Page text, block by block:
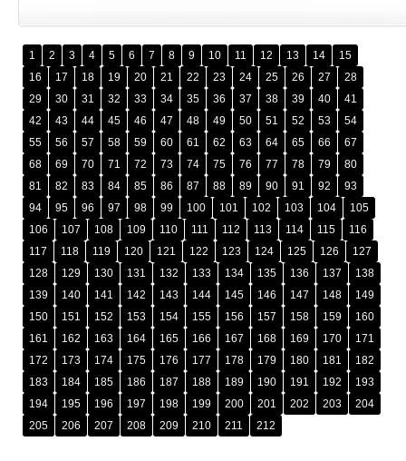
1 2 3 4 5 6 7 8 9 10 11 12 13 14
15
16
17 18 19 20 21 22 23 24 25 26 27
28
29
30 31 32 33 34 35 36 37 38 39 40
41
42
43 44 45 46 47 48 49 50 51 52 53
54
55
56 57 58 59 60 61 62 63 64 65 66
67
68
69 70 71 72 73 74 75 76 77 78 79
80
81
82 83 84 85 86 87 88 89 90 91 92
93
94
95 96 97 98 99 100 101 102 103 104
105
106
107 108 109 110 111 112 113 114 115
116
117
118 119 120 121 122 123 124 125 126
127
128
129 130 131 132 133 134 135 136 137
138
139
140 141 142 143 144 145 146 147 148
149
150
151 152 153 154 155 156 157 158 159
160
161
162 163 164 165 166 167 168 169 170
171
172
173 174 175 176 177 178 179 180 181
182
183
184 185 186 187 188 189 190 191 192
193
194
195 196 197 198 199 200 201 202 203
204
205
206 207 208 209 210 211 212